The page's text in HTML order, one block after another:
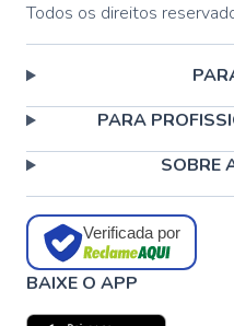
Todos os direitos
PARA
SOBRE
Verificada por
BAIXE O APP